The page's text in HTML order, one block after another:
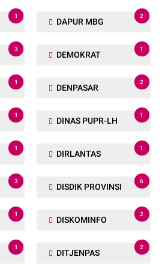
1
DAPUR MBG
2
3
DEMOKRAT
1
1
DENPASAR
2
1
DINAS PUPR-LH
1
1
DIRLANTAS
1
3
DISDIK PROVINSI
6
1
DISKOMINFO
2
1
DITJENPAS
2